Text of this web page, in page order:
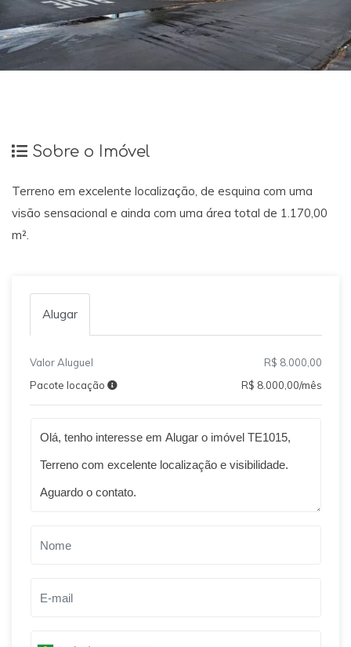
Sobre o Imóvel
Terreno em excelente localização, de esquina com uma
visão sensacional e ainda com uma área total de 1.170,00
m².
Alugar
Valor Aluguel
R$ 8.000,00
Pacote locação
R$ 8.000,00/mês